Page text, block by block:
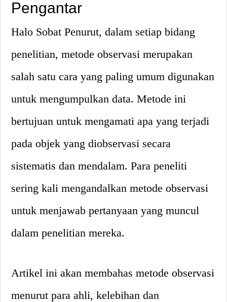
Pengantar
Halo Sobat Penurut, dalam setiap bidang
penelitian, metode observasi merupakan
salah satu cara yang paling umum digunakan
untuk mengumpulkan data. Metode ini
bertujuan untuk mengamati apa yang terjadi
pada objek yang diobservasi secara
sistematis dan mendalam. Para peneliti
sering kali mengandalkan metode observasi
untuk menjawab pertanyaan yang muncul
dalam penelitian mereka.
Artikel ini akan membahas metode observasi
menurut para ahli, kelebihan dan